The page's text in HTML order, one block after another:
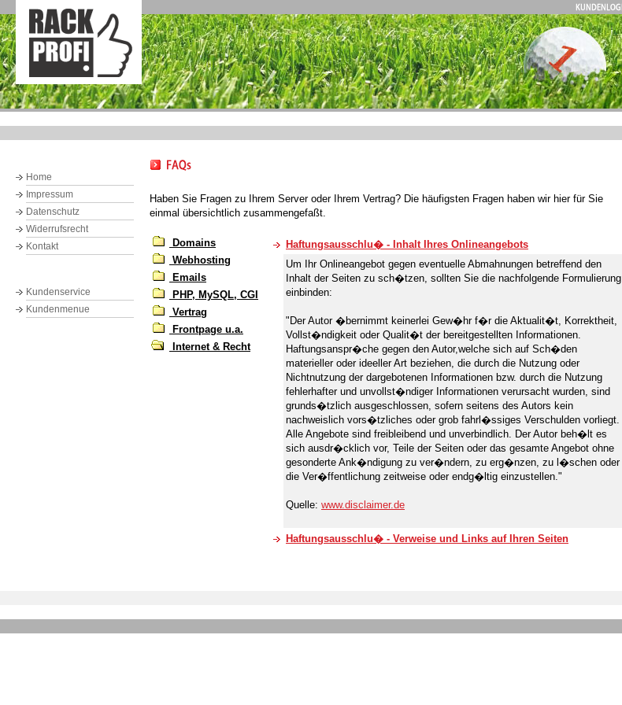
Home
Impressum
Datenschutz
Widerrufsrecht
Kontakt
Kundenservice
Kundenmenue
Haben Sie Fragen zu Ihrem Server oder Ihrem Vertrag? Die häufigsten Fragen haben wir hier für Sie
einmal übersichtlich zusammengefaßt.
Domains
Webhosting
Emails
PHP, MySQL, CGI
Vertrag
Frontpage u.a.
Internet & Recht
Haftungsausschlu� - Inhalt Ihres Onlineangebots
Um Ihr Onlineangebot gegen eventuelle Abmahnungen betreffend den
Inhalt der Seiten zu sch�tzen, sollten Sie die nachfolgende Formulierung
einbinden:
"Der Autor �bernimmt keinerlei Gew�hr f�r die Aktualit�t, Korrektheit,
Vollst�ndigkeit oder Qualit�t der bereitgestellten Informationen.
Haftungsanspr�che gegen den Autor,welche sich auf Sch�den
materieller oder ideeller Art beziehen, die durch die Nutzung oder
Nichtnutzung der dargebotenen Informationen bzw. durch die Nutzung
fehlerhafter und unvollst�ndiger Informationen verursacht wurden, sind
grunds�tzlich ausgeschlossen, sofern seitens des Autors kein
nachweislich vors�tzliches oder grob fahrl�ssiges Verschulden vorliegt.
Alle Angebote sind freibleibend und unverbindlich. Der Autor beh�lt es
sich ausdr�cklich vor, Teile der Seiten oder das gesamte Angebot ohne
gesonderte Ank�ndigung zu ver�ndern, zu erg�nzen, zu l�schen oder
die Ver�ffentlichung zeitweise oder endg�ltig einzustellen."
Quelle: www.disclaimer.de
Haftungsausschlu� - Verweise und Links auf Ihren Seiten